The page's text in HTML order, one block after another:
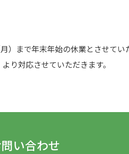
まで年末年始の休業とさせてい
り対応させていただきます。
い合わせ